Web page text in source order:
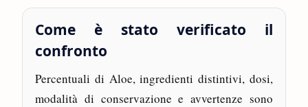
Come è stato verificato il
confronto
Percentuali di Aloe, ingredienti distintivi, dosi,
modalità di conservazione e avvertenze sono